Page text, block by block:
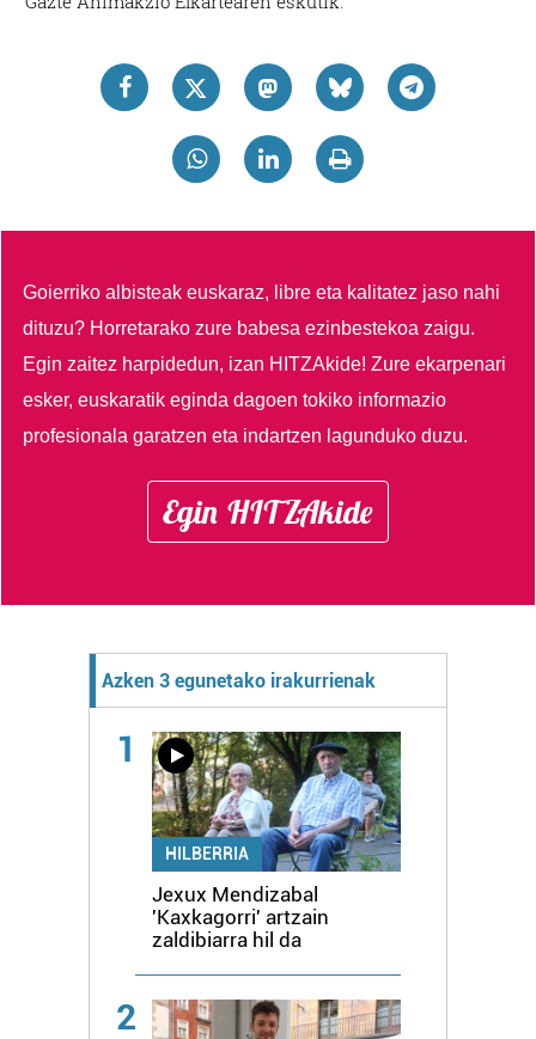
Goierriko albisteak euskaraz, libre eta kalitatez jaso nahi
dituzu? Horretarako zure babesa ezinbestekoa zaigu.
Egin zaitez harpidedun, izan HITZAkide!Zure ekarpenari
esker, euskaratik eginda dagoen tokiko informazio
profesionala garatzen eta indartzen lagunduko duzu.
Egin HITZAkide
Azken 3 egunetako irakurrienak
1
HILBERRIA
Jexux Mendizabal
'Kaxkagorri' artzain
zaldibiarra hil da
2